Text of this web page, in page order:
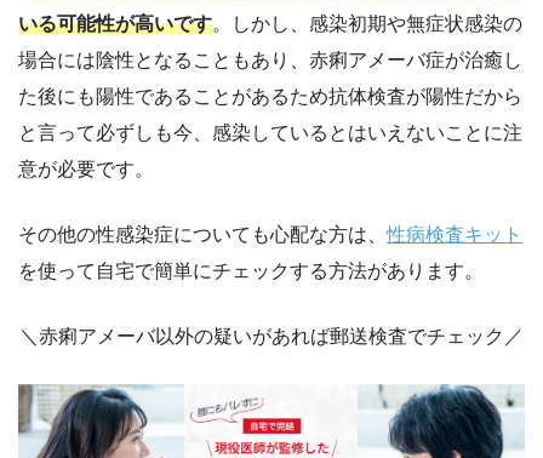
いる可能性が高いです。しかし、感染初期や無症状感染の
場合には陰性となることもあり、赤痢アメーバ症が治癒し
た後にも陽性であることがあるため抗体検査が陽性だから
と言って必ずしも今、感染しているとはいえないことに注
意が必要です。
その他の性感染症についても心配な方は、性病検査キット
を使って自宅で簡単にチェックする方法があります。
＼赤痢アメーバ以外の疑いがあれば郵送検査でチェック／